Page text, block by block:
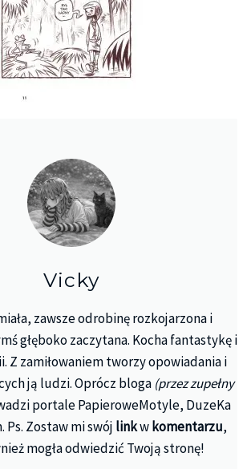
Vicky
zawsze odrobinę rozkojarzona i
głęboko zaczytana. Kocha fantastykę i
Z zamiłowaniem tworzy opowiadania i
ją ludzi. Oprócz bloga (przez zupełny
portale PapieroweMotyle, DuzeKa
Ps. Zostaw mi swój linkwkomentarzu,
mogła odwiedzić Twoją stronę!